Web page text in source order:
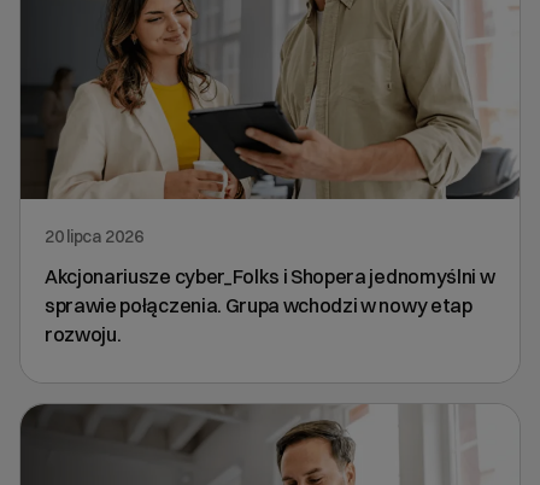
20 lipca 2026
Akcjonariusze cyber_Folks i Shopera jednomyślni w
sprawie połączenia. Grupa wchodzi w nowy etap
rozwoju.